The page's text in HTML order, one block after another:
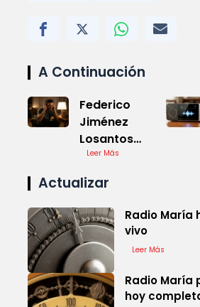
A Continuación
Federico
Jiménez
Losantos
hoy a las 8
en vivo
Leer Más
Actualizar
Radio María
vivo
Leer Más
Radio María
hoy